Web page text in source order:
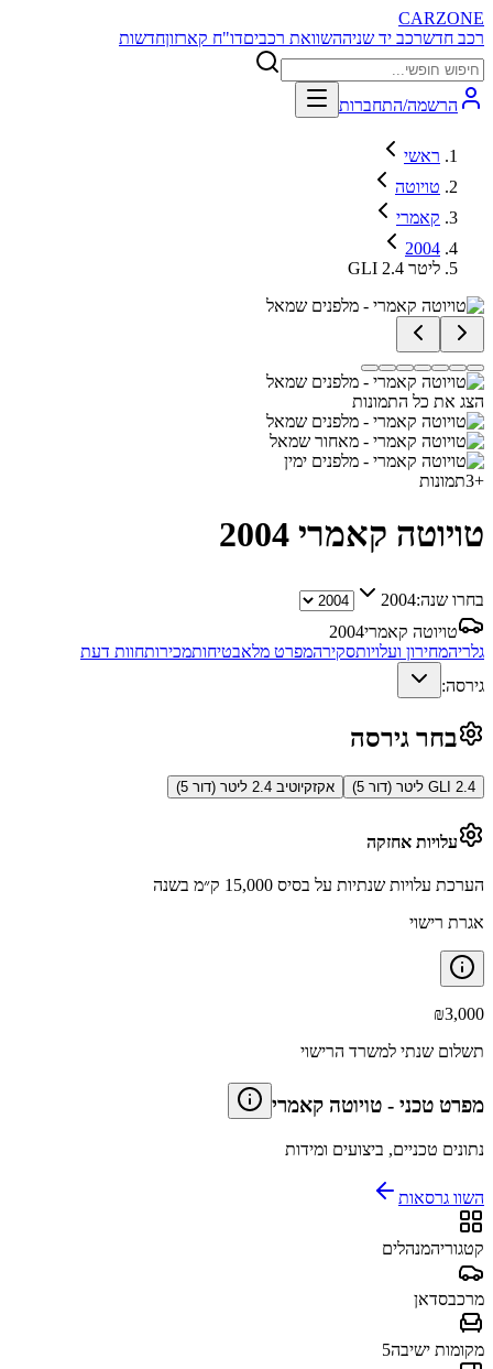
CARZONE
רכב חדשרכב יד שניההשוואת רכביםדו"ח קארזוןחדשות
הרשמה/התחברות
ראשי
טויוטה
קאמרי
2004
GLI 2.4 ליטר
הצג את כל התמונות
+
3תמונות
טויוטה קאמרי 2004
בחרו שנה:2004
טויוטה קאמרי2004
גלריהמחירון ועלויותסקירהמפרט מלאבטיחותמכירותחוות דעת
גירסה:
בחר גירסה
GLI 2.4 ליטר (דור 5) אקזקיוטיב 2.4 ליטר (דור 5)
עלויות אחזקה
הערכת עלויות שנתיות על בסיס 15,000 ק״מ בשנה
אגרת רישוי
₪3,000
תשלום שנתי למשרד הרישוי
מפרט טכני - טויוטה קאמרי
נתונים טכניים, ביצועים ומידות
השוו גרסאות
קטגוריהמנהלים
מרכבסדאן
מקומות ישיבה5